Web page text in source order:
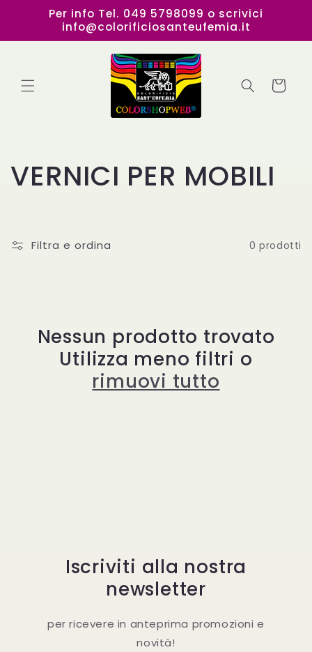
direttamente
ai contenuti
Per info Tel. 049 5798099 o scrivici
info@colorificiosanteufemia.it
Carrello
C
l
VERNICI PER MOBILI
Filtra e ordina 0 prodotti
Nessun prodotto trovato
Utilizza meno filtri o
rimuovi tutto
Iscriviti alla nostra
newsletter
per ricevere in anteprima promozioni e
novità!